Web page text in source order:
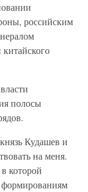
российским
полосы
Кудашев и
на меня.
которой
формированиям